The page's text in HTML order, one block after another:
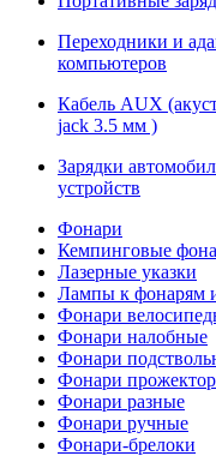
Переходники и
компьютеров
Кабель AUX
jack 3.5 мм )
Зарядки
устройств
Фонари
Кемпинговые
Лазерные указки
Лампы к фонарям
Фонари
Фонари налобные
Фонари
Фонари
Фонари разные
Фонари ручные
Фонари-брелоки